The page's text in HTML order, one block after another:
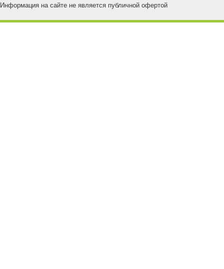
Информация на сайте не является публичной офертой